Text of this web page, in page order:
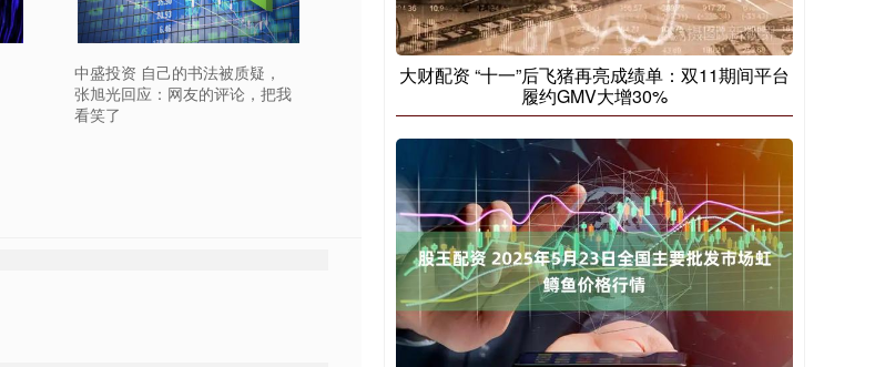
中盛投资 自己的书法被质疑，
张旭光回应：网友的评论，把我
看笑了
大财配资 “十一”后飞猪再亮成绩单：双11期间平台
履约GMV大增30%